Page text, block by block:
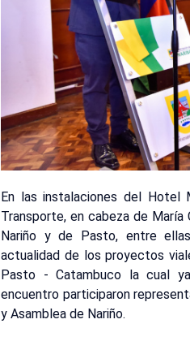
En las instalaciones del Hotel
Transporte, en cabeza de
Nariño y de Pasto, entre
actualidad de los proyectos
Pasto - Catambuco la cual
encuentro participaron
y Asamblea de Nariño.